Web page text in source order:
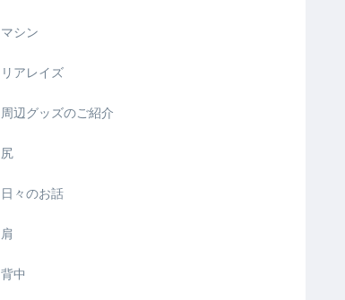
マシン
リアレイズ
周辺グッズのご紹介
尻
日々のお話
肩
背中